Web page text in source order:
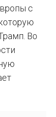
с
Во